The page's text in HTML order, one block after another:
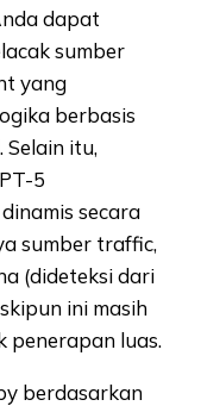
dapat
sumber
yang
berbasis
itu,
5
secara
sumber traffic,
(dideteksi dari
ini masih
penerapan luas.
berdasarkan